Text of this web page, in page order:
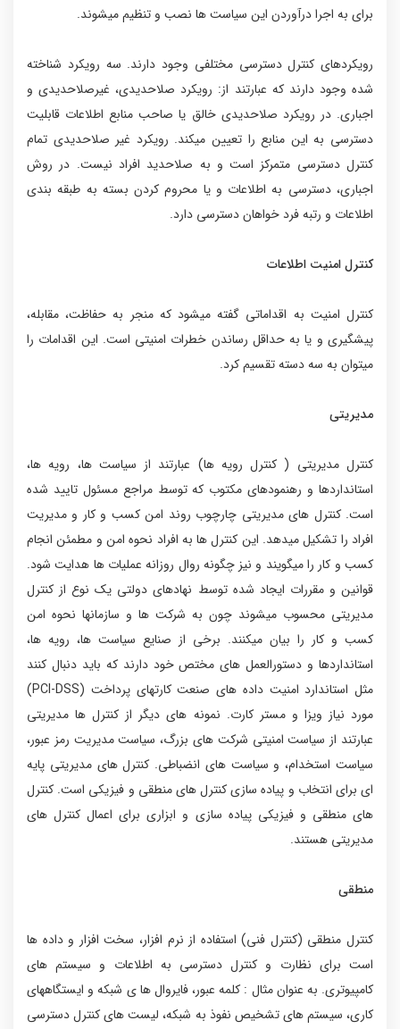
برای به اجرا درآوردن این سیاست ها نصب و تنظیم میشوند.
رویکردهای کنترل دسترسی مختلفی وجود دارند. سه رویکرد شناخته
شده وجود دارند که عبارتند از: رویکرد صلاحدیدی، غیرصلاحدیدی و
اجباری. در رویکرد صلاحدیدی خالق یا صاحب منابع اطلاعات قابلیت
دسترسی به این منابع را تعیین میکند. رویکرد غیر صلاحدیدی تمام
کنترل دسترسی متمرکز است و به صلاحدید افراد نیست. در روش
اجباری، دسترسی به اطلاعات و یا محروم کردن بسته به طبقه بندی
اطلاعات و رتبه فرد خواهان دسترسی دارد.
کنترل امنیت اطلاعات
کنترل امنیت به اقداماتی گفته میشود که منجر به حفاظت، مقابله،
پیشگیری و یا به حداقل رساندن خطرات امنیتی است. این اقدامات را
میتوان به سه دسته تقسیم کرد.
مدیریتی
کنترل مدیریتی ( کنترل رویه ها) عبارتند از سیاست ها، رویه ها،
استانداردها و رهنمودهای مکتوب که توسط مراجع مسئول تایید شده
است. کنترل های مدیریتی چارچوب روند امن کسب و کار و مدیریت
افراد را تشکیل میدهد. این کنترل ها به افراد نحوه امن و مطمئن انجام
کسب و کار را میگویند و نیز چگونه روال روزانه عملیات ها هدایت شود.
قوانین و مقررات ایجاد شده توسط نهادهای دولتی یک نوع از کنترل
مدیریتی محسوب میشوند چون به شرکت ها و سازمانها نحوه امن
کسب و کار را بیان میکنند. برخی از صنایع سیاست ها، رویه ها،
استانداردها و دستورالعمل های مختص خود دارند که باید دنبال کنند
مثل استاندارد امنیت داده های صنعت کارتهای پرداخت (PCI-DSS)
مورد نیاز ویزا و مستر کارت. نمونه های دیگر از کنترل ها مدیریتی
عبارتند از سیاست امنیتی شرکت های بزرگ، سیاست مدیریت رمز عبور،
سیاست استخدام، و سیاست های انضباطی. کنترل های مدیریتی پایه
ای برای انتخاب و پیاده سازی کنترل های منطقی و فیزیکی است. کنترل
های منطقی و فیزیکی پیاده سازی و ابزاری برای اعمال کنترل های
مدیریتی هستند.
منطقی
کنترل منطقی (کنترل فنی) استفاده از نرم افزار، سخت افزار و داده ها
است برای نظارت و کنترل دسترسی به اطلاعات و سیستم های
کامپیوتری. به عنوان مثال : کلمه عبور، فایروال ها ی شبکه و ایستگاههای
کاری، سیستم های تشخیص نفوذ به شبکه، لیست های کنترل دسترسی